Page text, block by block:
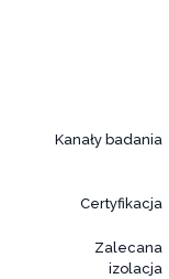
Kanały badania
Certyfikacja
Zalecana
izolacja